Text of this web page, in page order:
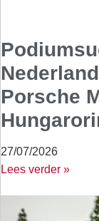
Porsche
27/07/2026
Lees verder »